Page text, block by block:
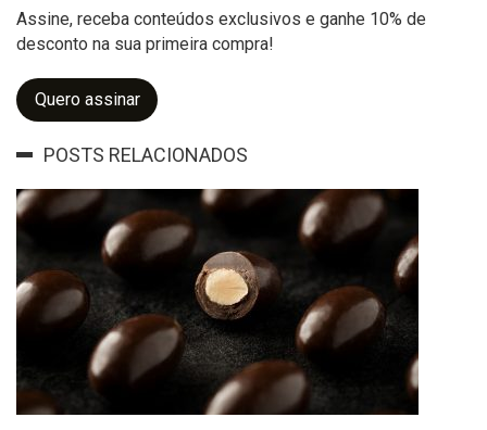
Assine, receba conteúdos exclusivos e ganhe 10% de
desconto na sua primeira compra!
Quero assinar
POSTS RELACIONADOS